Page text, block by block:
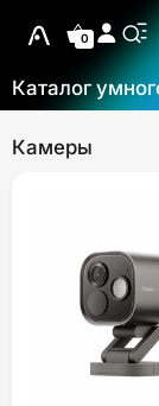
0
Каталог
Камеры